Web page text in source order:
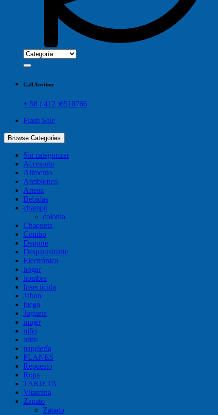
Call Anytime
+ 58 ( 412 )6510766
Flash Sale
Browse Categories
Sin categorizar
Accesorio
Alimento
Antibiotico
Arrroz
Bebidas
champú
colonia
Chaqueta
Combo
Deporte
Desparasitante
Electrónico
hogar
hombre
Insecticida
Jabon
juego
Juguete
mujer
niño
otitis
papelería
PLANES
Repuesto
Ropa
TARJETA
Vitamina
Zapato
Zapato